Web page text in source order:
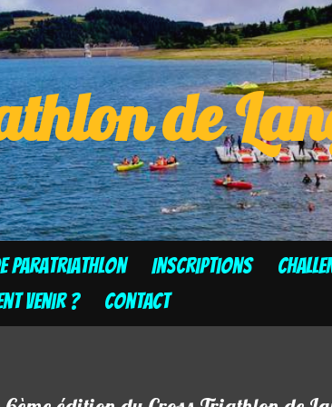
de
Paratriathlon Inscriptions
venir ? Contact